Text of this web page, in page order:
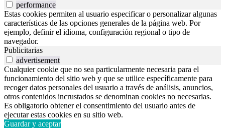
performance
Estas cookies permiten al usuario especificar o personalizar algunas
características de las opciones generales de la página web. Por
ejemplo, definir el idioma, configuración regional o tipo de
navegador.
Publicitarias
advertisement
Cualquier cookie que no sea particularmente necesaria para el
funcionamiento del sitio web y que se utilice específicamente para
recoger datos personales del usuario a través de análisis, anuncios,
otros contenidos incrustados se denominan cookies no necesarias.
Es obligatorio obtener el consentimiento del usuario antes de
ejecutar estas cookies en su sitio web.
Guardar y aceptar